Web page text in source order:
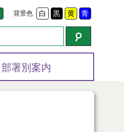
背景色 白 黒 黄 青
部署別案内